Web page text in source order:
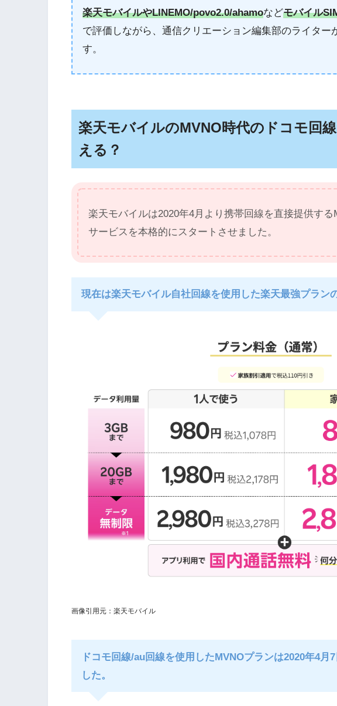
楽天モバイルやLINEMO/povo2.0/ahamoなどモバイル
で評価しながら、通信クリエーション編集部のライター
す。
楽天モバイルのMVNO時代のドコモ回
える？
楽天モバイルは2020年4月より携帯回線を直接提供す
サービスを本格的にスタートさせました。
現在は楽天モバイル自社回線を使用した楽天最強プラン
画像引用元：楽天モバイル
ドコモ回線/au回線を使用したMVNOプランは2020年4月
した。